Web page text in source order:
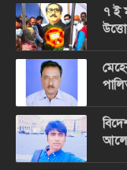
৭ ই
আলো